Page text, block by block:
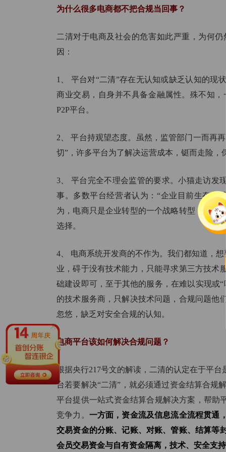
为什么很多电商都不把合规当回事？
二清对于电商及社会的危害如此严重，为何
因：
1、 平台对“二清”存在无认知或缺乏认知的现
商业交易，自身并不具备金融属性。殊不知
P2P平台。
2、 平台持观望态度。虽然，监管部门一而再
切”，许多平台为了解决运营成本，铤而走险，
3、 平台完全不理会监管的要求。小猫走访发
事。多数平台经营者认为：“企业目前生存都
为，电商只是企业转型的一个战略转型，未来
选择。
4、 电商系统开发商的不作为。我们都知道，
业，碍于没有技术能力，只能寻求第三方技术
础建设即可，至于其他的服务，在难以实现或
的技术服务商，只解决技术问题，合规问题他
忽悠，缺乏对安全合规的认知。
电商平台该如何解决合规问题？
根据央行217号文的解读，二清的认定在于平
台若要解决“二清”，就必须通过资金结算合规
平台提供一站式资金结算合规解决方案，帮助
竞争力。 一方面，资金流及信息流全流程贯通
交易资金的分账、记账、对账、管账、结算等
会员交易资金与自有资金隔离，技术、安全支